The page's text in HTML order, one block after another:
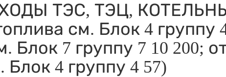
ТЭС, ТЭЦ,
см. Блок 4 группу
Блок 7 группу 7 10 200;
4 группу 4 57)